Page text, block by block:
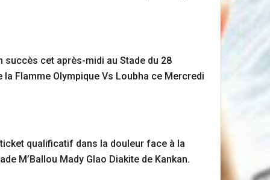
succès cet après-midi au Stade du 28
Flamme Olympique Vs Loubha ce Mercredi
qualificatif dans la douleur face à la
M’Ballou Mady Glao Diakite de Kankan.